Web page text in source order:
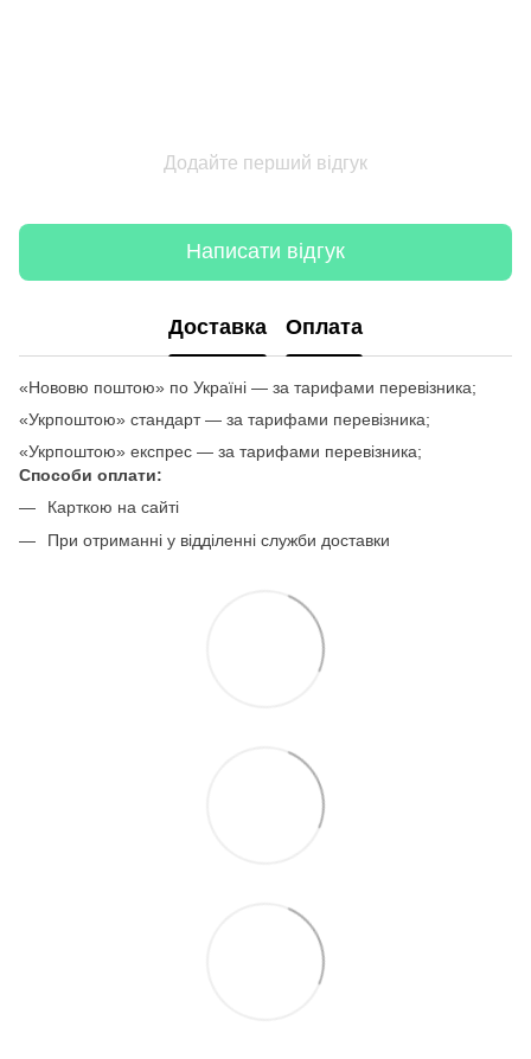
Додайте перший відгук
Написати відгук
Доставка Оплата
«Нововю поштою» по Україні — за тарифами перевізника;
«Укрпоштою» стандарт — за тарифами перевізника;
«Укрпоштою» експрес — за тарифами перевізника;
Способи оплати:
Карткою на сайті
При отриманні у відділенні служби доставки